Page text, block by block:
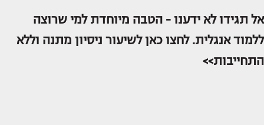
אל תגידו לא ידענו - הטבה מיוחדת למי שרוצה
ללמוד אנגלית. לחצו כאן לשיעור ניסיון מתנה וללא
התחייבות>>